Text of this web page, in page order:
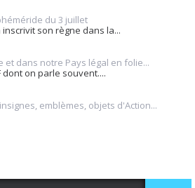
du 3 juillet
son règne dans la...
et dans notre Pays légal en folie...
dont on parle souvent....
emblèmes, objets d'Action...